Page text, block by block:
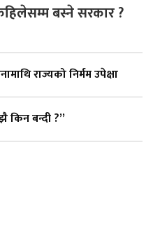
बस्ने सरकार ?
राज्यको निर्मम उपेक्षा
किन बन्दी ?”